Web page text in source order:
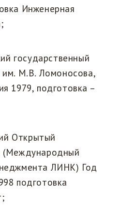
Инженерная
государственный
им. М.В. Ломоносова,
1979, подготовка –
Открытый
(Международный
ЛИНК) Год
подготовка